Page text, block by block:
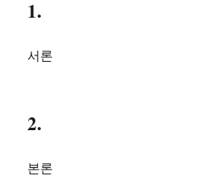
1.
서론
2.
본론